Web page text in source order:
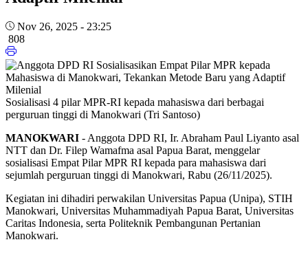
Nov 26, 2025 - 23:25
808
Sosialisasi 4 pilar MPR-RI kepada mahasiswa dari berbagai
perguruan tinggi di Manokwari (Tri Santoso)
MANOKWARI - Anggota DPD RI, Ir. Abraham Paul Liyanto asal
NTT dan Dr. Filep Wamafma asal Papua Barat, menggelar
sosialisasi Empat Pilar MPR RI kepada para mahasiswa dari
sejumlah perguruan tinggi di Manokwari, Rabu (26/11/2025).
Kegiatan ini dihadiri perwakilan Universitas Papua (Unipa), STIH
Manokwari, Universitas Muhammadiyah Papua Barat, Universitas
Caritas Indonesia, serta Politeknik Pembangunan Pertanian
Manokwari.